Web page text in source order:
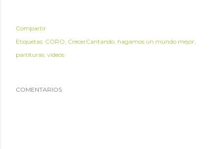
Compartir
Etiquetas: CORO CrecerCantando hagamos un mundo mejor
partituras vídeos
COMENTARIOS